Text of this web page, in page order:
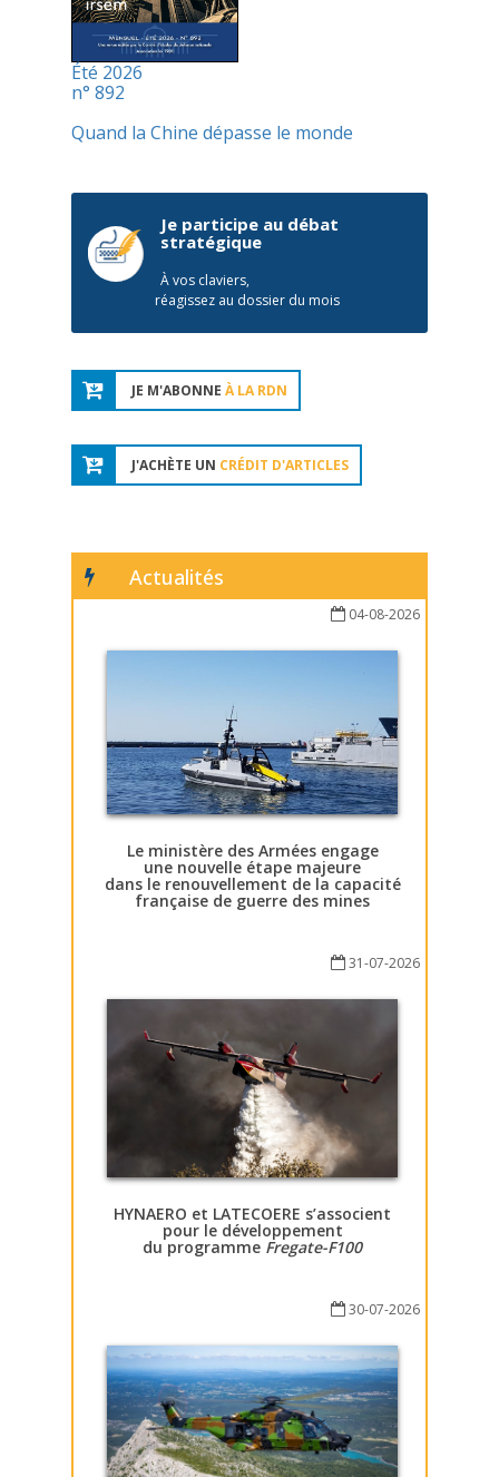
Été 2026
n° 892
Quand la Chine dépasse le monde
Je participe au débat
stratégique
À vos claviers,
réagissez au dossier du mois
JE M'ABONNE À LA RDN
J'ACHÈTE UN CRÉDIT D'ARTICLES
Actualités
04-08-2026
Le ministère des Armées engage
une nouvelle étape majeure
dans le renouvellement de la capacité
française de guerre des mines
31-07-2026
HYNAERO et LATECOERE s’associent
pour le développement
du programme Fregate-F100
30-07-2026